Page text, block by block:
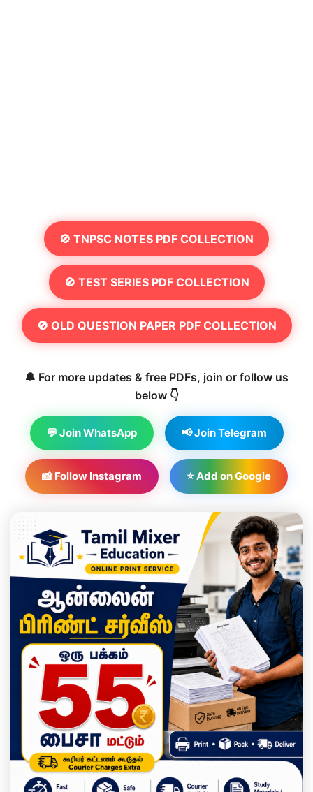
🚫 TNPSC NOTES PDF COLLECTION
🚫 TEST SERIES PDF COLLECTION
🚫 OLD QUESTION PAPER PDF COLLECTION
🔔 For more updates & free PDFs, join or follow us
below 👇
💬 Join WhatsApp 📢 Join Telegram
📸 Follow Instagram ⭐ Add on Google